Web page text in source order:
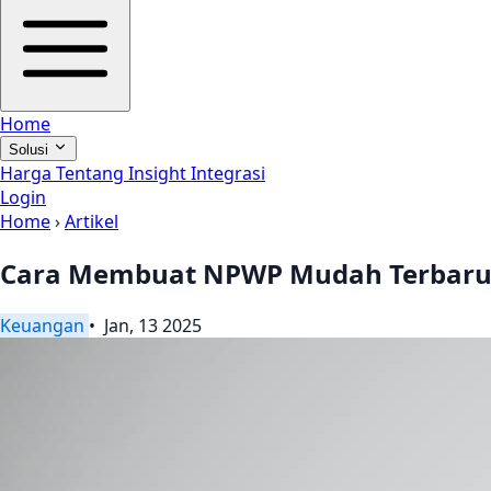
Home
Solusi
Harga Tentang InsightIntegrasi
Login
Home›Artikel
Cara Membuat NPWP Mudah
Keuangan • Jan, 13 2025